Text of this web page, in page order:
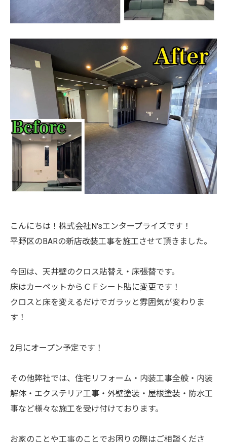
こんにちは！株式会社N'sエンタープライズです！
平野区のBARの新店改装工事を施工させて頂きました。
今回は、天井壁のクロス貼替え・床張替です。
床はカーペットからＣＦシート貼に変更です！
クロスと床を変えるだけでガラッと雰囲気が変わりま
す！
2月にオープン予定です！
その他弊社では、住宅リフォーム・内装工事全般・内装
解体・エクステリア工事・外壁塗装・屋根塗装・防水工
事など様々な施工を受け付けております。
お家のことや工事のことでお困りの際はご相談くださ